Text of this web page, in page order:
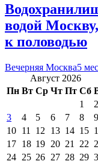
водой
к половодью
Вечерняя Москва5
Август 2026
Пн Вт Ср Чт Пт Сб
1
2
3
4 5 6 7 8
9
10 11 12 13 14 15
17 18 19 20 21 22
24 25 26 27 28 29